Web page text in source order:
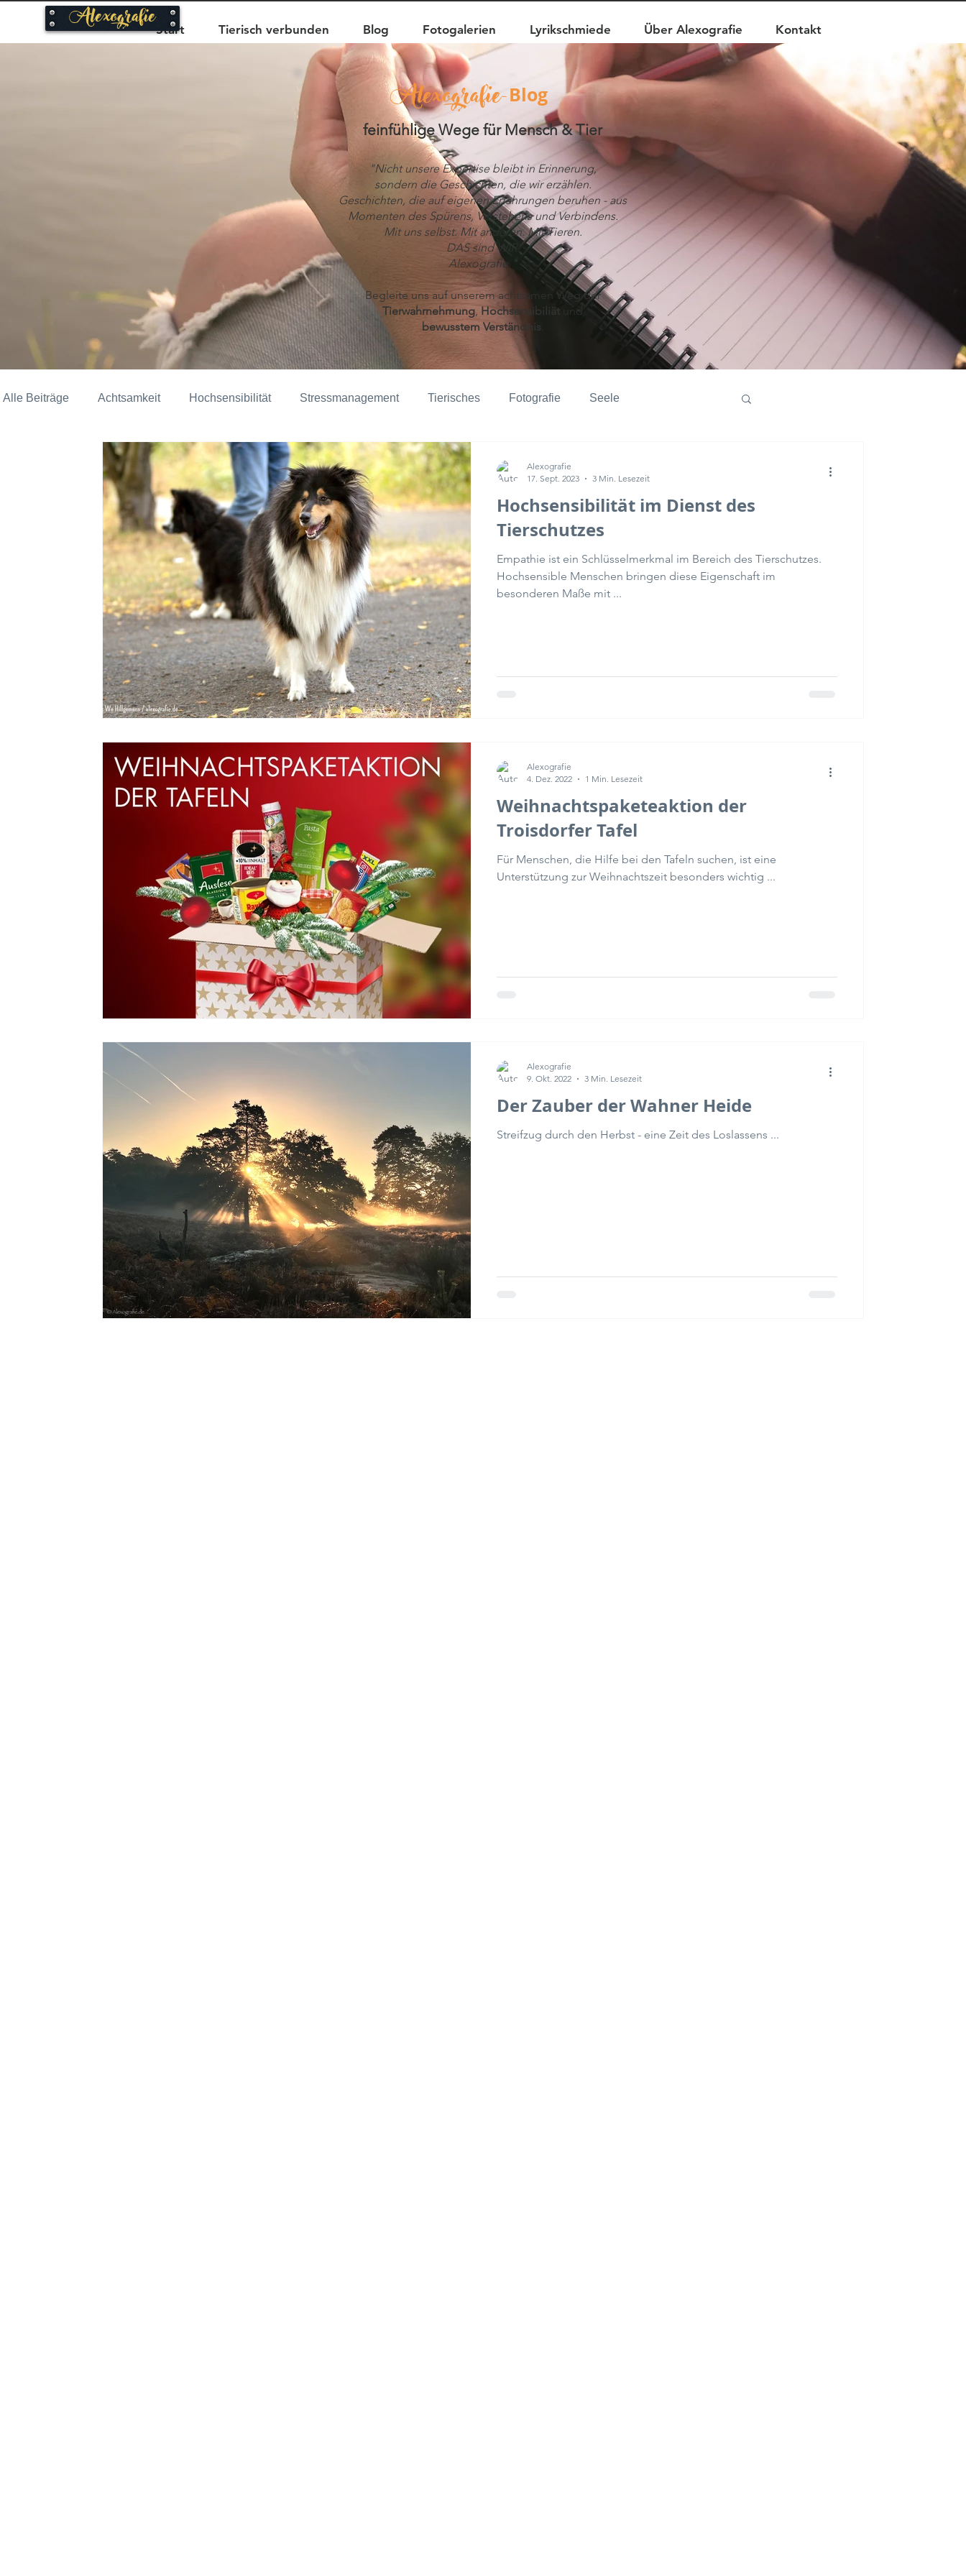
AlexografieStart Tierisch verbunden Blog Fotogalerien Lyrikschmiede Über Alexografie Kontakt
Alexografie-Blog
feinfühlige Wege für Mensch & Tier
"Nicht unsere Expertise bleibt in Erinnerung,
sondern die Geschichten, die wir erzählen.
Geschichten, die auf eigenen Erfahrungen beruhen - aus
Momenten des Spürens, Verstehens und Verbindens.
Mit uns selbst. Mit anderen. Mit Tieren.
DAS sind WIR.
Alexografie."
Begleite uns auf unserem achtsamen Weg der
Tierwahrnehmung, Hochsensibiliät und
bewusstem Verständnis
Alle Beiträge Achtsamkeit Hochsensibilität Stressmanagement Tierisches Fotografie Seele
Kunst, Kultur & Soziales Alltagstipps Marla Peppels Natur Dokumentationen
Tierkommunikation
Hochsensibilität im Dienst des
Tierschutzes
Empathie ist ein Schlüsselmerkmal im Bereich des Tierschutzes.
Hochsensible Menschen bringen diese Eigenschaft im
besonderen Maße mit ...
Alexografie
17. Sept. 2023
3 Min. Lesezeit
Weihnachtspaketeaktion der
Troisdorfer Tafel
Für Menschen, die Hilfe bei den Tafeln suchen, ist eine
Unterstützung zur Weihnachtszeit besonders wichtig ...
Alexografie
4. Dez. 2022
1 Min. Lesezeit
Der Zauber der Wahner Heide
Streifzug durch den Herbst - eine Zeit des Loslassens ...
Alexografie
9. Okt. 2022
3 Min. Lesezeit